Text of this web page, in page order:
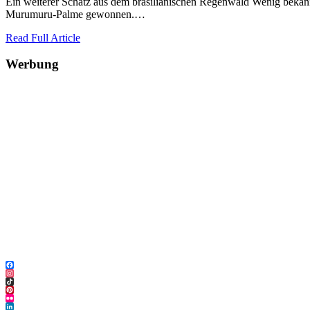
Murumuru-Palme gewonnen.…
Read Full Article
Werbung
Facebook
Instagram
TikTok
Pinterest
Flickr